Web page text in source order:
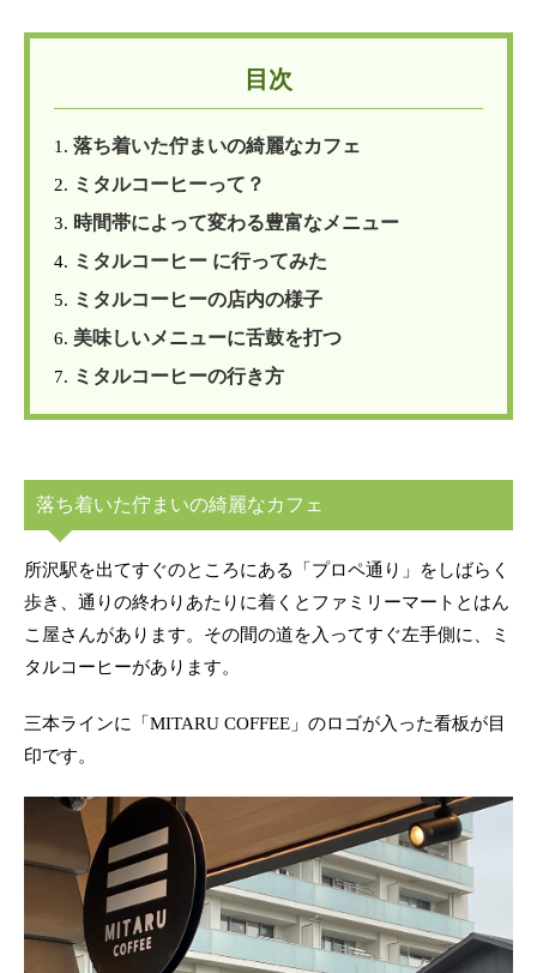
目次
1. 落ち着いた佇まいの綺麗なカフェ
2. ミタルコーヒーって？
3. 時間帯によって変わる豊富なメニュー
4. ミタルコーヒー に行ってみた
5. ミタルコーヒーの店内の様子
6. 美味しいメニューに舌鼓を打つ
7. ミタルコーヒーの行き方
落ち着いた佇まいの綺麗なカフェ
所沢駅を出てすぐのところにある「プロペ通り」をしばらく
歩き、通りの終わりあたりに着くとファミリーマートとはん
こ屋さんがあります。その間の道を入ってすぐ左手側に、ミ
タルコーヒーがあります。
三本ラインに「MITARU COFFEE」のロゴが入った看板が目
印です。